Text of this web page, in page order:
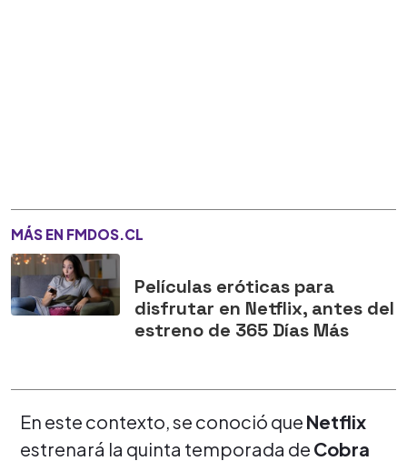
MÁS EN FMDOS.CL
Películas eróticas para
disfrutar en Netflix, antes del
estreno de 365 Días Más
En este contexto, se conoció que Netflix
estrenará la quinta temporada de Cobra